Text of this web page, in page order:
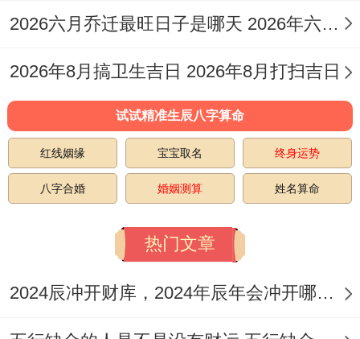
11：00）或申时（15:00-17：00）气场平衡
是举办宴会的好时机...
2026年6月周岁宴吉日精选
初夏六月万物繁茂 五行属火,是一个充斥生
机与活力的月份！在此月为宝宝举办周岁宴;
可借助旺盛的生发之气 祝愿宝宝茁壮成长，
以下是部分经过筛选的吉日：
1.农历五月初八！阳历6月2日（星期二）
2026六月乔迁最旺日子是哪天 2026年六月乔迁之喜黄道吉日
2026年8月搞卫生吉日 2026年8月打扫吉日
试试精准生辰八字算命
红线姻缘 宝宝取名 终身运势
八字合婚 婚姻测算 姓名算命
热门文章
2024辰冲开财库，2024年辰年会冲开哪些人的财库